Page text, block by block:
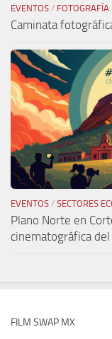
EVENTOS / FOTOGRAFÍA
Caminata
EVENTOS / SECTORES
Plano Norte en
cinematográfica
FILM SWAP MX